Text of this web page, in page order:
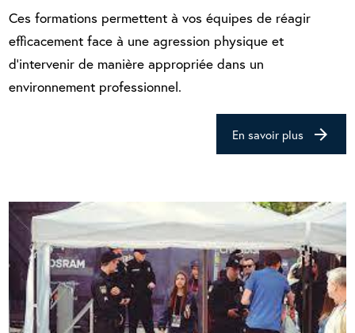
Ces formations permettent à vos équipes de réagir
efficacement face à une agression physique et
d'intervenir de manière appropriée dans un
environnement professionnel.
En savoir plus arrow_forward